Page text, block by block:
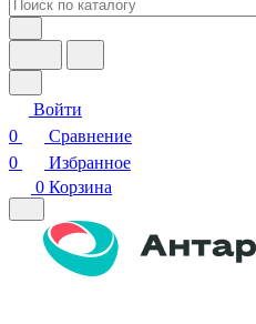
Войти
0
Сравнение
0
Избранное
0 Корзина